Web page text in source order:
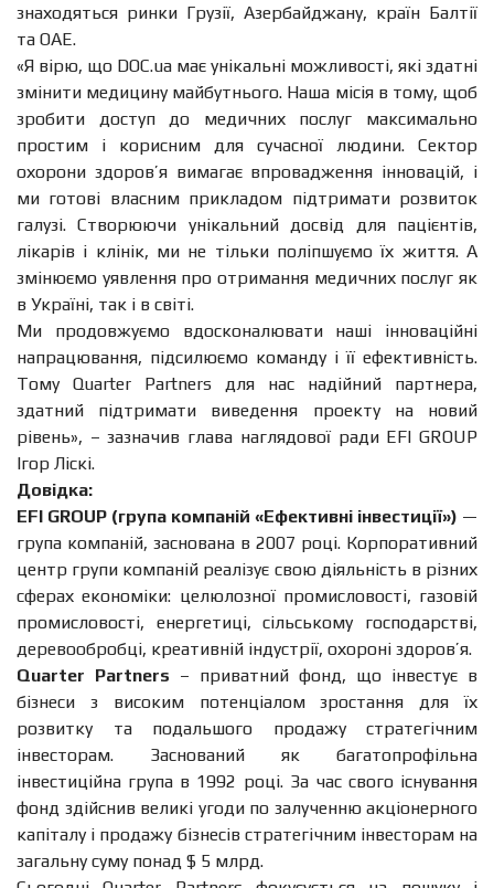
знаходяться ринки Грузії, Азербайджану, країн Балтії
та ОАЕ.
«Я вірю, що DОС.ua має унікальні можливості, які здатні
змінити медицину майбутнього. Наша місія в тому, щоб
зробити доступ до медичних послуг максимально
простим і корисним для сучасної людини. Сектор
охорони здоров’я вимагає впровадження інновацій, і
ми готові власним прикладом підтримати розвиток
галузі. Створюючи унікальний досвід для пацієнтів,
лікарів і клінік, ми не тільки поліпшуємо їх життя. А
змінюємо уявлення про отримання медичних послуг як
в Україні, так і в світі.
Ми продовжуємо вдосконалювати наші інноваційні
напрацювання, підсилюємо команду і її ефективність.
Тому Quarter Partners для нас надійний партнера,
здатний підтримати виведення проекту на новий
рівень», – зазначив глава наглядової ради EFI GROUP
Ігор Ліскі.
Довідка:
EFI GROUP (група компаній «Ефективні інвестиції») —
група компаній, заснована в 2007 році. Корпоративний
центр групи компаній реалізує свою діяльність в різних
сферах економіки: целюлозної промисловості, газовій
промисловості, енергетиці, сільському господарстві,
деревообробці, креативній індустрії, охороні здоров’я.
Quarter Partners – приватний фонд, що інвестує в
бізнеси з високим потенціалом зростання для їх
розвитку та подальшого продажу стратегічним
інвесторам. Заснований як багатопрофільна
інвестиційна група в 1992 році. За час свого існування
фонд здійснив великі угоди по залученню акціонерного
капіталу і продажу бізнесів стратегічним інвесторам на
загальну суму понад $ 5 млрд.